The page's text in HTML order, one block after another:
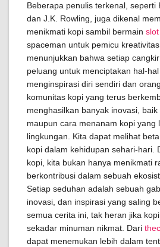
Beberapa penulis terkenal, seperti
dan J.K. Rowling, juga dikenal
menikmati kopi sambil bermain
spaceman untuk pemicu
menunjukkan bahwa setiap
peluang untuk menciptakan hal-
menginspirasi diri sendiri dan
komunitas kopi yang terus
menghasilkan banyak inovasi,
maupun cara menanam kopi yang
lingkungan. Kita dapat melihat
kopi dalam kehidupan sehari-hari.
kopi, kita bukan hanya menikmati
berkontribusi dalam sebuah
Setiap seduhan adalah sebuah
inovasi, dan inspirasi yang saling
semua cerita ini, tak heran jika
sekadar minuman nikmat. Dari
dapat menemukan lebih dalam